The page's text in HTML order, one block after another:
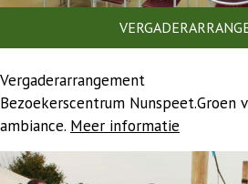
Vergaderarrangement
Bezoekerscentrum Nunspeet.Groen
ambiance. Meer informatie